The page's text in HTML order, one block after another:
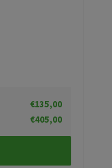
€135,00
€405,00